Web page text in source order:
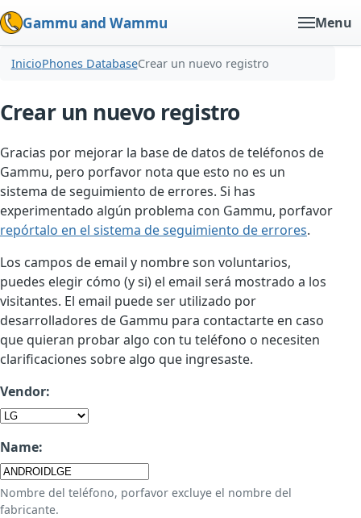
Gammu and Wammu Menu
InicioPhones DatabaseCrear un nuevo registro
Crear un nuevo registro
Gracias por mejorar la base de datos de teléfonos de
Gammu, pero porfavor nota que esto no es un
sistema de seguimiento de errores. Si has
experimentado algún problema con Gammu, porfavor
repórtalo en el sistema de seguimiento de errores.
Los campos de email y nombre son voluntarios,
puedes elegir cómo (y si) el email será mostrado a los
visitantes. El email puede ser utilizado por
desarrolladores de Gammu para contactarte en caso
que quieran probar algo con tu teléfono o necesiten
clarificaciones sobre algo que ingresaste.
Vendor:
Name:
Nombre del teléfono, porfavor excluye el nombre del
fabricante.